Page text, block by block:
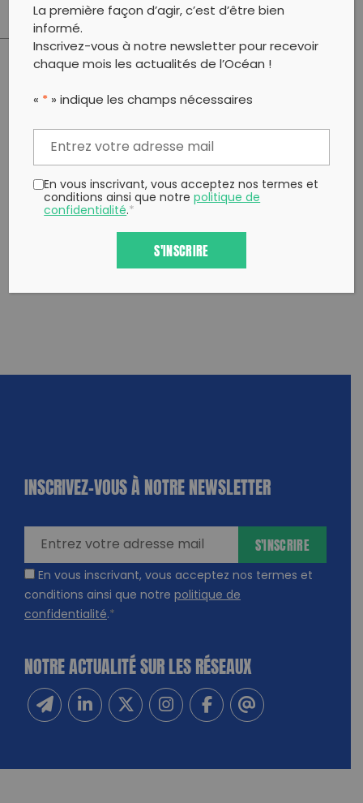
Partager sur Facebook
Twitterun ami
Copy to clipboard
INSCRIVEZ-VOUS À NOTRE NEWSLETTER
En vous inscrivant, vous acceptez nos termes et
conditions ainsi que notre politique de
confidentialité.*
S'INSCRIRE
NOTRE ACTUALITÉ SUR LES RÉSEAUX
La première façon d’agir, c’est d’être bien
informé.
Inscrivez-vous à notre newsletter pour recevoir
chaque mois les actualités de l’Océan !
« * » indique les champs nécessaires
En vous inscrivant, vous acceptez nos termes et
conditions ainsi que notrepolitique de
confidentialité.*
S'INSCRIRE